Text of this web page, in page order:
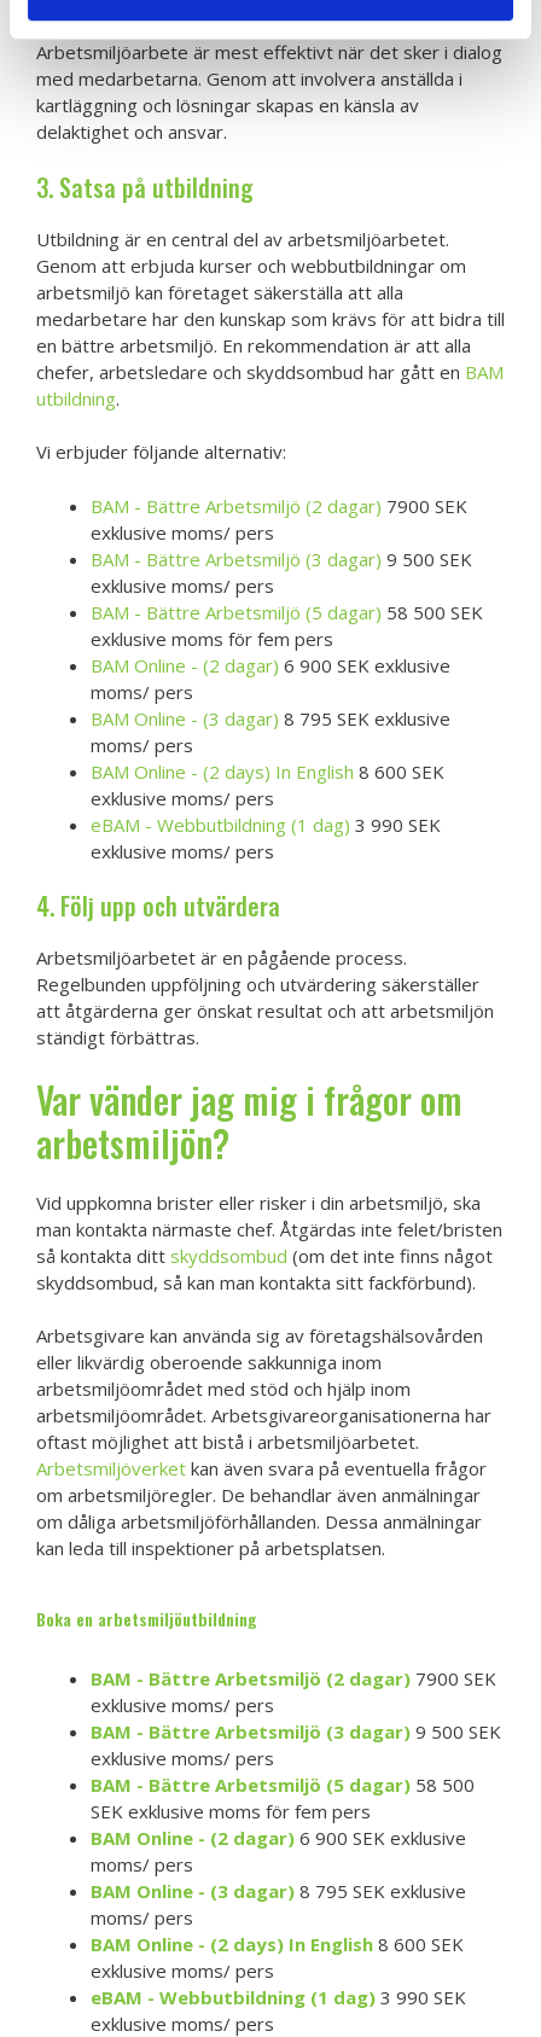
Arbetsmiljöarbete är mest effektivt när det sker i dialog
med medarbetarna. Genom att involvera anställda i
kartläggning och lösningar skapas en känsla av
delaktighet och ansvar.
3. Satsa på utbildning
Utbildning är en central del av arbetsmiljöarbetet.
Genom att erbjuda kurser och webbutbildningar om
arbetsmiljö kan företaget säkerställa att alla
medarbetare har den kunskap som krävs för att bidra till
en bättre arbetsmiljö. En rekommendation är att alla
chefer, arbetsledare och skyddsombud har gått en BAM
utbildning.
Vi erbjuder följande alternativ:
BAM - Bättre Arbetsmiljö (2 dagar) 7900 SEK
exklusive moms/ pers
BAM - Bättre Arbetsmiljö (3 dagar) 9 500 SEK
exklusive moms/ pers
BAM - Bättre Arbetsmiljö (5 dagar) 58 500 SEK
exklusive moms för fem pers
BAM Online - (2 dagar) 6 900 SEK exklusive
moms/ pers
BAM Online - (3 dagar) 8 795 SEK exklusive
moms/ pers
BAM Online - (2 days) In English 8 600 SEK
exklusive moms/ pers
eBAM - Webbutbildning (1 dag) 3 990 SEK
exklusive moms/ pers
4. Följ upp och utvärdera
Arbetsmiljöarbetet är en pågående process.
Regelbunden uppföljning och utvärdering säkerställer
att åtgärderna ger önskat resultat och att arbetsmiljön
ständigt förbättras.
Var vänder jag mig i frågor om
arbetsmiljön?
Vid uppkomna brister eller risker i din arbetsmiljö, ska
man kontakta närmaste chef. Åtgärdas inte felet/bristen
så kontakta ditt skyddsombud (om det inte finns något
skyddsombud, så kan man kontakta sitt fackförbund).
Arbetsgivare kan använda sig av företagshälsovården
eller likvärdig oberoende sakkunniga inom
arbetsmiljöområdet med stöd och hjälp inom
arbetsmiljöområdet. Arbetsgivareorganisationerna har
oftast möjlighet att bistå i arbetsmiljöarbetet.
Arbetsmiljöverket kan även svara på eventuella frågor
om arbetsmiljöregler. De behandlar även anmälningar
om dåliga arbetsmiljöförhållanden. Dessa anmälningar
kan leda till inspektioner på arbetsplatsen.
Boka en arbetsmiljöutbildning
BAM - Bättre Arbetsmiljö (2 dagar) 7900 SEK
exklusive moms/ pers
BAM - Bättre Arbetsmiljö (3 dagar) 9 500 SEK
exklusive moms/ pers
BAM - Bättre Arbetsmiljö (5 dagar) 58 500
SEK exklusive moms för fem pers
BAM Online - (2 dagar) 6 900 SEK exklusive
moms/ pers
BAM Online - (3 dagar) 8 795 SEK exklusive
moms/ pers
BAM Online - (2 days) In English 8 600 SEK
exklusive moms/ pers
eBAM - Webbutbildning (1 dag) 3 990 SEK
exklusive moms/ pers